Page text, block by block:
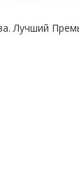
Лучший